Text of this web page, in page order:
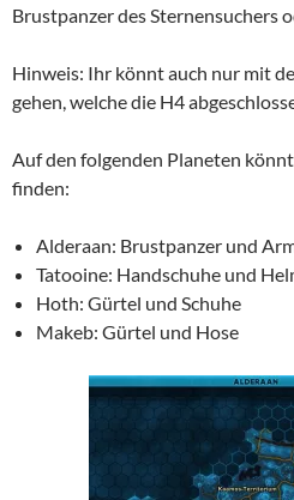
Brustpanzer des Sternensuchers
Hinweis: Ihr könnt auch nur mit
gehen, welche die H4
Auf den folgenden Planeten
finden:
Alderaan: Brustpanzer und
Tatooine: Handschuhe und
Hoth: Gürtel und Schuhe
Makeb: Gürtel und Hose